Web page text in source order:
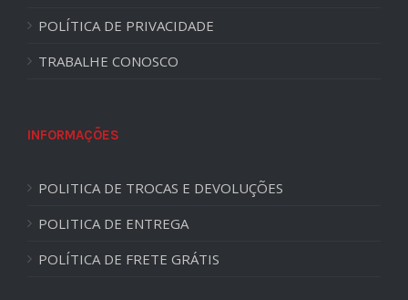
POLÍTICA DE PRIVACIDADE
TRABALHE CONOSCO
INFORMAÇÕES
POLITICA DE TROCAS E DEVOLUÇÕES
POLITICA DE ENTREGA
POLÍTICA DE FRETE GRÁTIS